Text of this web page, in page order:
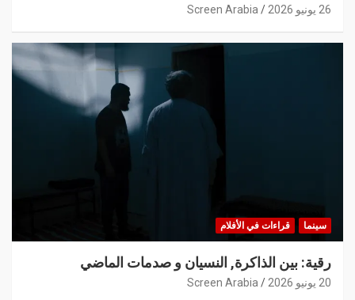
26 يونيو 2026 Screen Arabia
سينما قراءات في الأفلام
رقية: بين الذاكرة, النسيان و صدمات الماضي
20 يونيو 2026 Screen Arabia